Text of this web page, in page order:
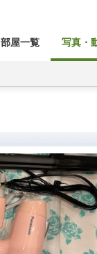
部屋一覧 写真・